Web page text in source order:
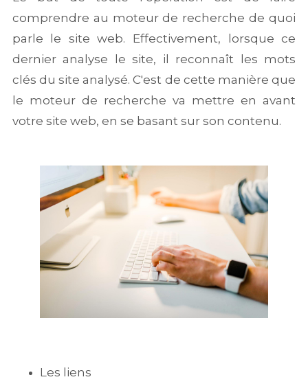
comprendre au moteur de recherche de quoi
parle le site web. Effectivement, lorsque ce
dernier analyse le site, il reconnaît les mots
clés du site analysé. C'est de cette manière que
le moteur de recherche va mettre en avant
votre site web, en se basant sur son contenu.
Les liens